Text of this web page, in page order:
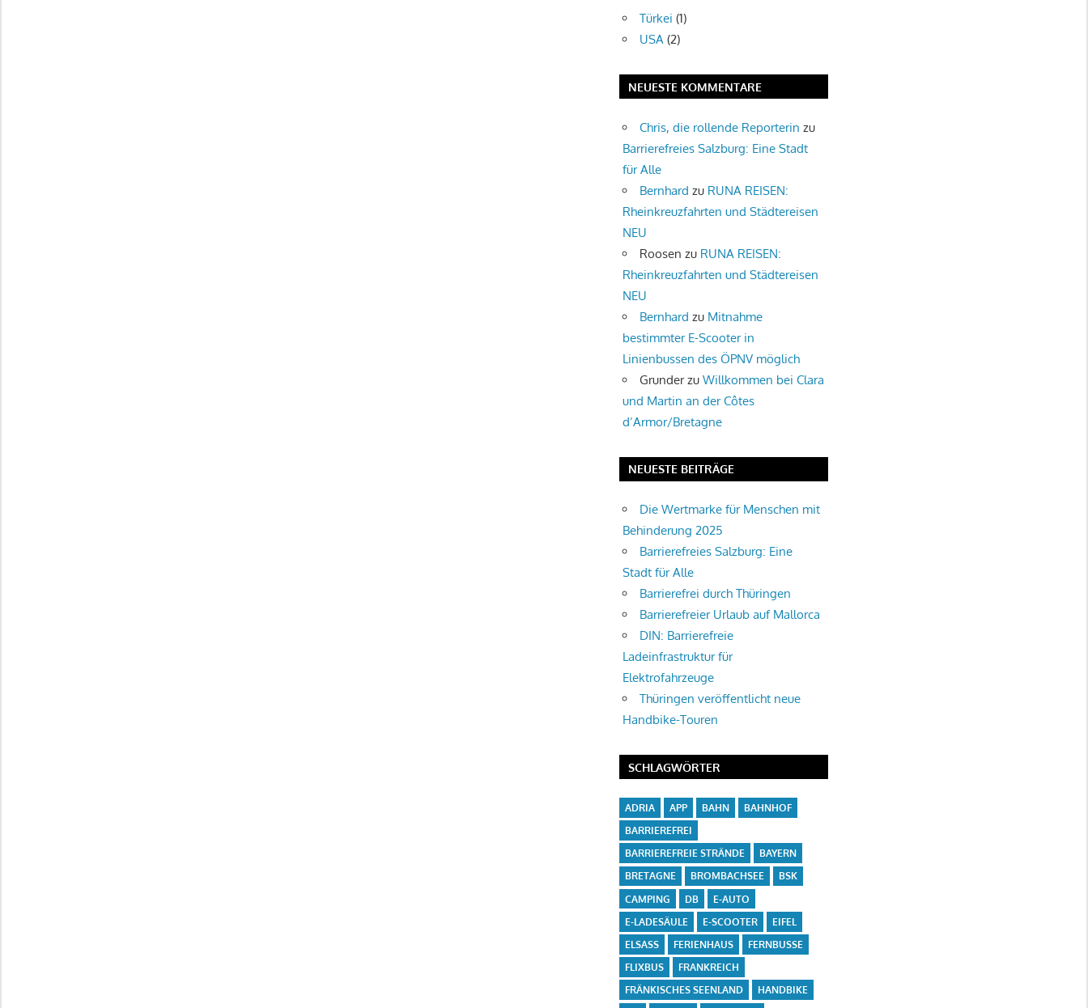
Türkei (1)
USA (2)
NEUESTE KOMMENTARE
Chris, die rollende Reporterin zu
Barrierefreies Salzburg: Eine Stadt
für Alle
Bernhard zu RUNA REISEN:
Rheinkreuzfahrten und Städtereisen
NEU
Roosen zu RUNA REISEN:
Rheinkreuzfahrten und Städtereisen
NEU
Bernhard zu Mitnahme
bestimmter E-Scooter in
Linienbussen des ÖPNV möglich
GrunderzuWillkommen bei Clara
und Martin an der Côtes
d’Armor/Bretagne
NEUESTE BEITRÄGE
Die Wertmarke für Menschen mit
Behinderung 2025
Barrierefreies Salzburg: Eine
Stadt für Alle
Barrierefrei durch Thüringen
Barrierefreier Urlaub auf Mallorca
DIN: Barrierefreie
Ladeinfrastruktur für
Elektrofahrzeuge
Thüringen veröffentlicht neue
Handbike-Touren
SCHLAGWÖRTER
ADRIA APP BAHN
BAHNHOF
BARRIEREFREI
BARRIEREFREIE STRÄNDE
BAYERN
BRETAGNE
BROMBACHSEE
BSK
CAMPING
DB
E-AUTO
E-LADESÄULE
E-SCOOTER
EIFEL
ELSASS
FERIENHAUS
FERNBUSSE
FLIXBUS
FRANKREICH
FRÄNKISCHES SEENLAND
HANDBIKE